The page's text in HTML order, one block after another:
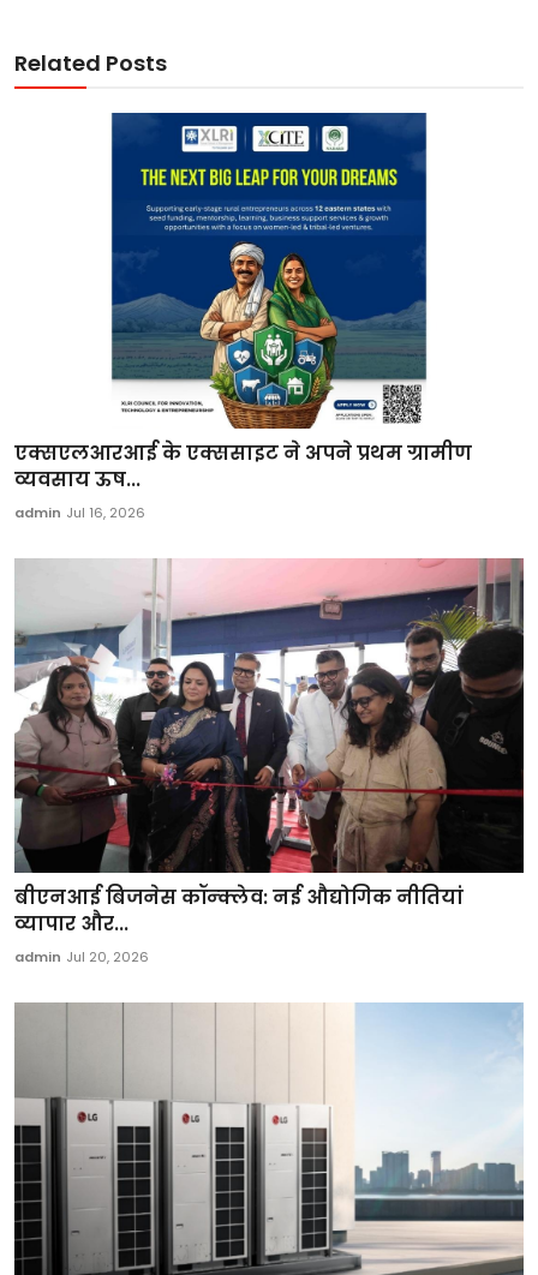
Related Posts
एक्सएलआरआई के एक्ससाइट ने अपने प्रथम ग्रामीण
व्यवसाय ऊष...
admin Jul 16, 2026
बीएनआई बिजनेस कॉन्क्लेव: नई औद्योगिक नीतियां
व्यापार और...
admin Jul 20, 2026